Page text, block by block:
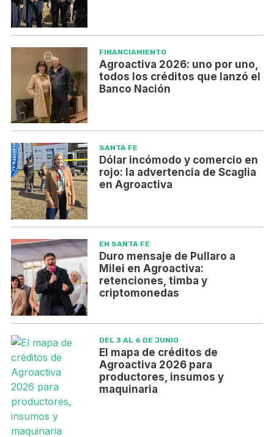
FINANCIAMIENTO
Agroactiva 2026: uno por uno,
todos los créditos que lanzó el
Banco Nación
SANTA FE
Dólar incómodo y comercio en
rojo: la advertencia de Scaglia
en Agroactiva
EN SANTA FE
Duro mensaje de Pullaro a
Milei en Agroactiva:
retenciones, timba y
criptomonedas
DEL 3 AL 6 DE JUNIO
El mapa de créditos de
Agroactiva 2026 para
productores, insumos y
maquinaria